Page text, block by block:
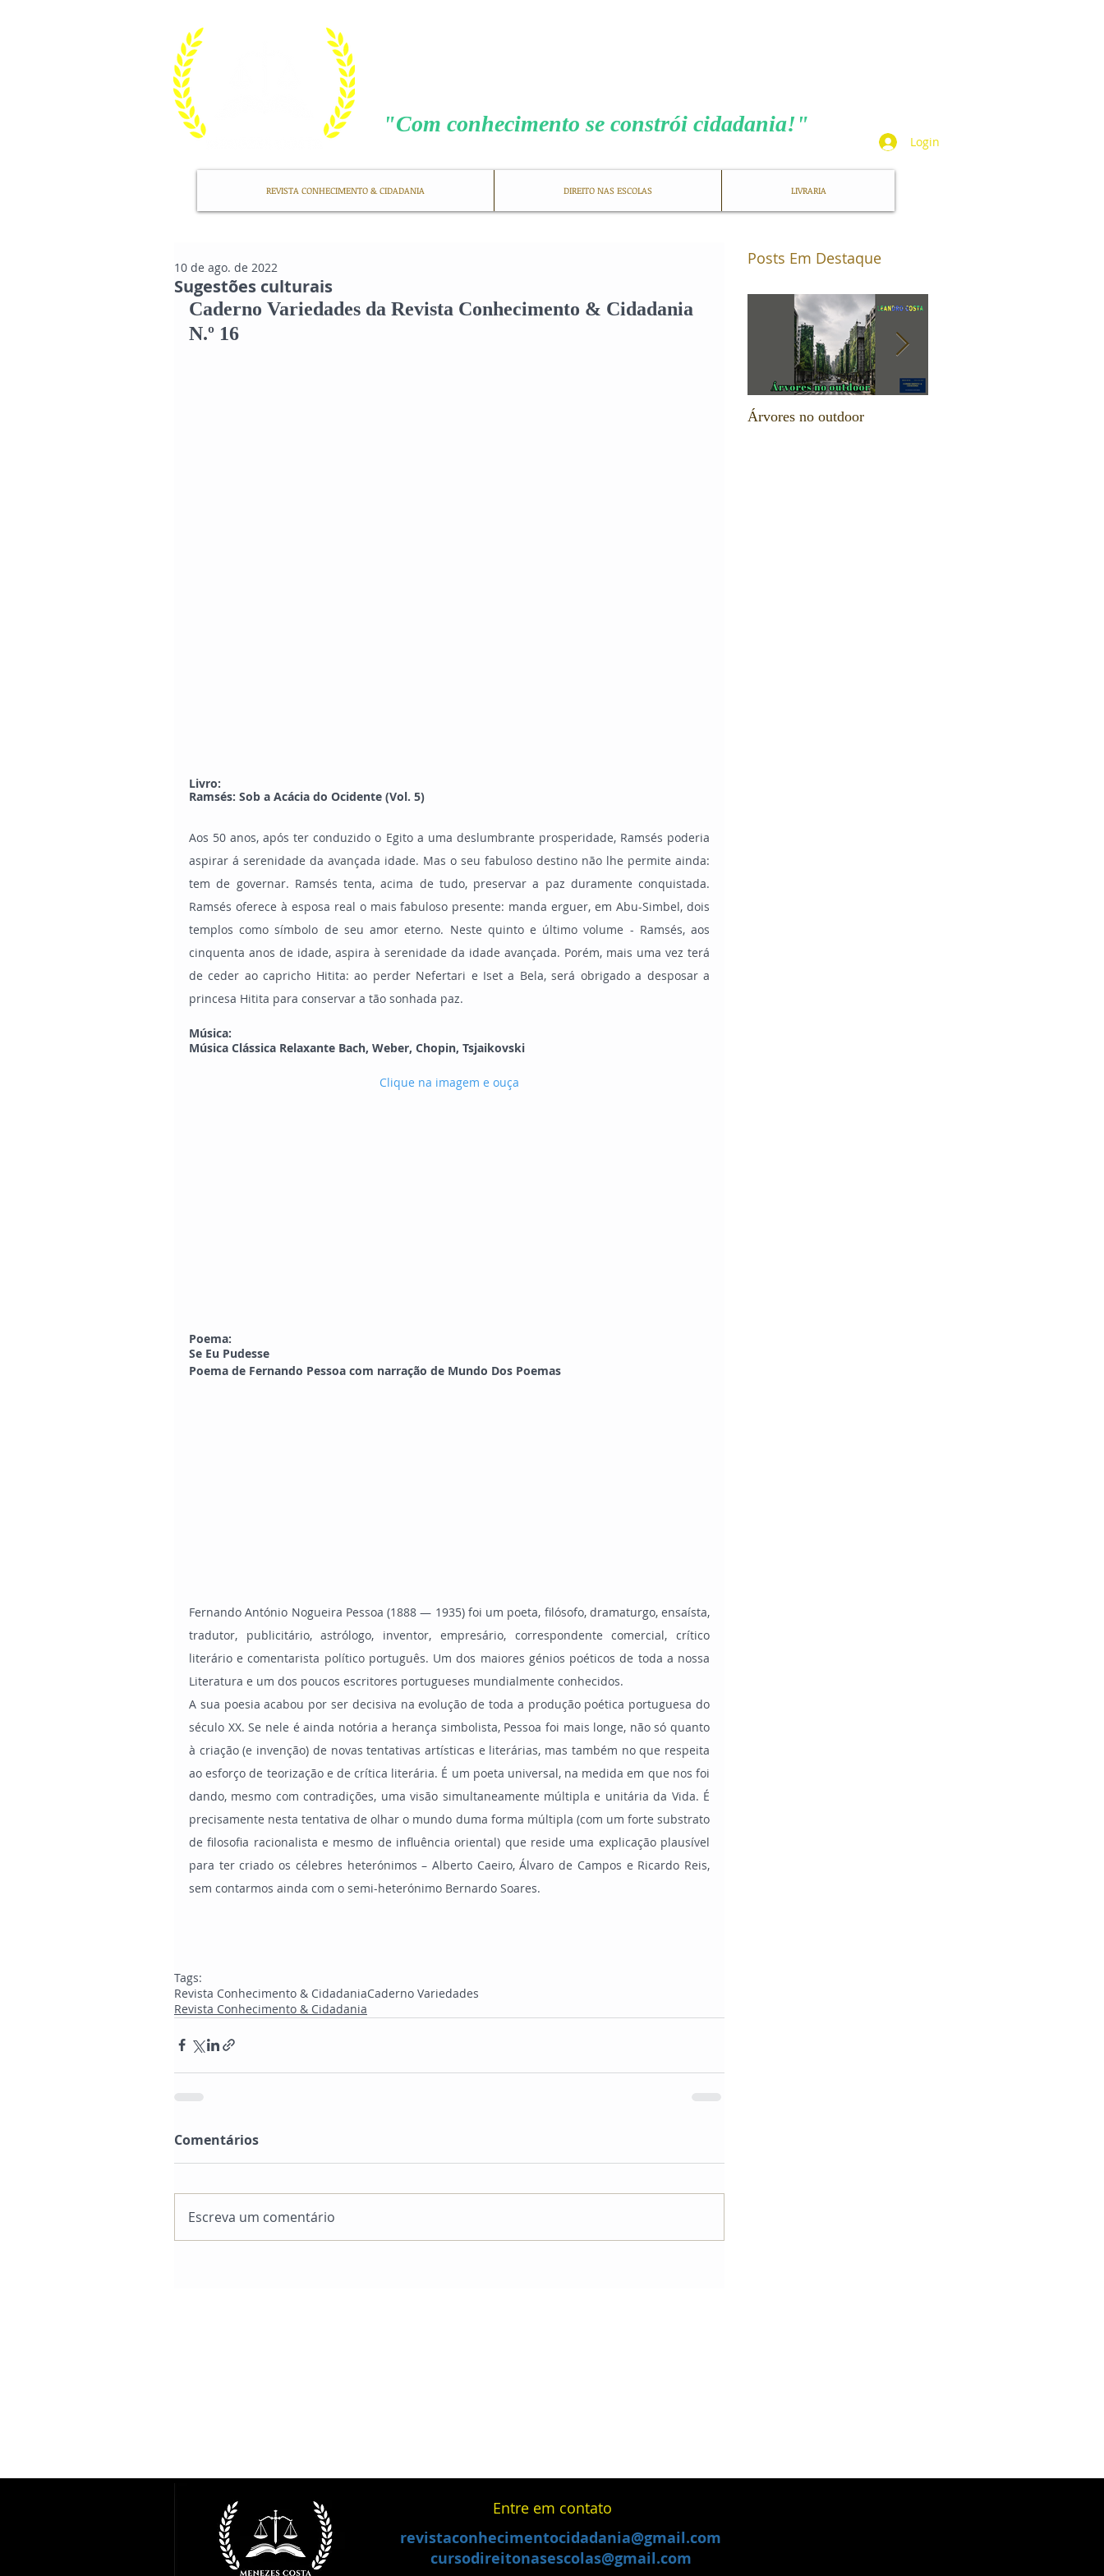
"Com conhecimento se constrói cidadania!"
Login
Sugestões culturais
10 de ago. de 2022
Caderno Variedades da Revista Conhecimento & Cidadania
N.º 16
Livro:
Ramsés: Sob a Acácia do Ocidente (Vol. 5)
Aos 50 anos, após ter conduzido o Egito a uma deslumbrante prosperidade, Ramsés poderia
aspirar á serenidade da avançada idade. Mas o seu fabuloso destino não lhe permite ainda:
tem de governar. Ramsés tenta, acima de tudo, preservar a paz duramente conquistada.
Ramsés oferece à esposa real o mais fabuloso presente: manda erguer, em Abu-Simbel, dois
templos como símbolo de seu amor eterno. Neste quinto e último volume - Ramsés, aos
cinquenta anos de idade, aspira à serenidade da idade avançada. Porém, mais uma vez terá
de ceder ao capricho Hitita: ao perder Nefertari e Iset a Bela, será obrigado a desposar a
princesa Hitita para conservar a tão sonhada paz.
Música:
Música Clássica Relaxante Bach, Weber, Chopin, Tsjaikovski
Clique na imagem e ouça
Poema:
Se Eu Pudesse
Poema de Fernando Pessoa com narração de Mundo Dos Poemas
Fernando António Nogueira Pessoa (1888 — 1935) foi um poeta, filósofo, dramaturgo, ensaísta,
tradutor, publicitário, astrólogo, inventor, empresário, correspondente comercial, crítico
literário e comentarista político português. Um dos maiores génios poéticos de toda a nossa
Literatura e um dos poucos escritores portugueses mundialmente conhecidos.
A sua poesia acabou por ser decisiva na evolução de toda a produção poética portuguesa do
século XX. Se nele é ainda notória a herança simbolista, Pessoa foi mais longe, não só quanto
à criação (e invenção) de novas tentativas artísticas e literárias, mas também no que respeita
ao esforço de teorização e de crítica literária. É um poeta universal, na medida em que nos foi
dando, mesmo com contradições, uma visão simultaneamente múltipla e unitária da Vida. É
precisamente nesta tentativa de olhar o mundo duma forma múltipla (com um forte substrato
de filosofia racionalista e mesmo de influência oriental) que reside uma explicação plausível
para ter criado os célebres heterónimos – Alberto Caeiro, Álvaro de Campos e Ricardo Reis,
sem contarmos ainda com o semi-heterónimo Bernardo Soares.
Tags:
Revista Conhecimento & CidadaniaCaderno Variedades
Revista Conhecimento & Cidadania
Comentários
Escreva um comentário
Posts Em Destaque
Árvores no outdoor
REVISTA CONHECIMENTO & CIDADANIA DIREITO NAS ESCOLAS LIVRARIA
Entre em contato
revistaconhecimentocidadania@gmail.com
cursodireitonasescolas@gmail.com